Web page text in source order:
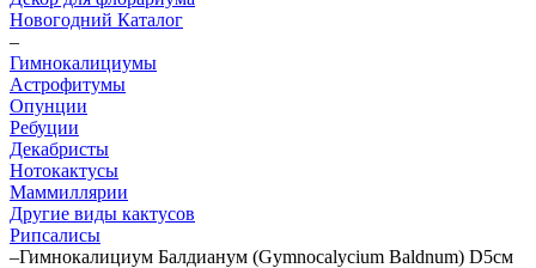
Новогодний Каталог
–
Гимнокалициумы
Астрофитумы
Опунции
Ребуции
Декабристы
Нотокактусы
Маммиллярии
Другие виды кактусов
Рипсалисы
–Гимнокалициум Балдианум (Gymnocalycium Baldnum) D5см